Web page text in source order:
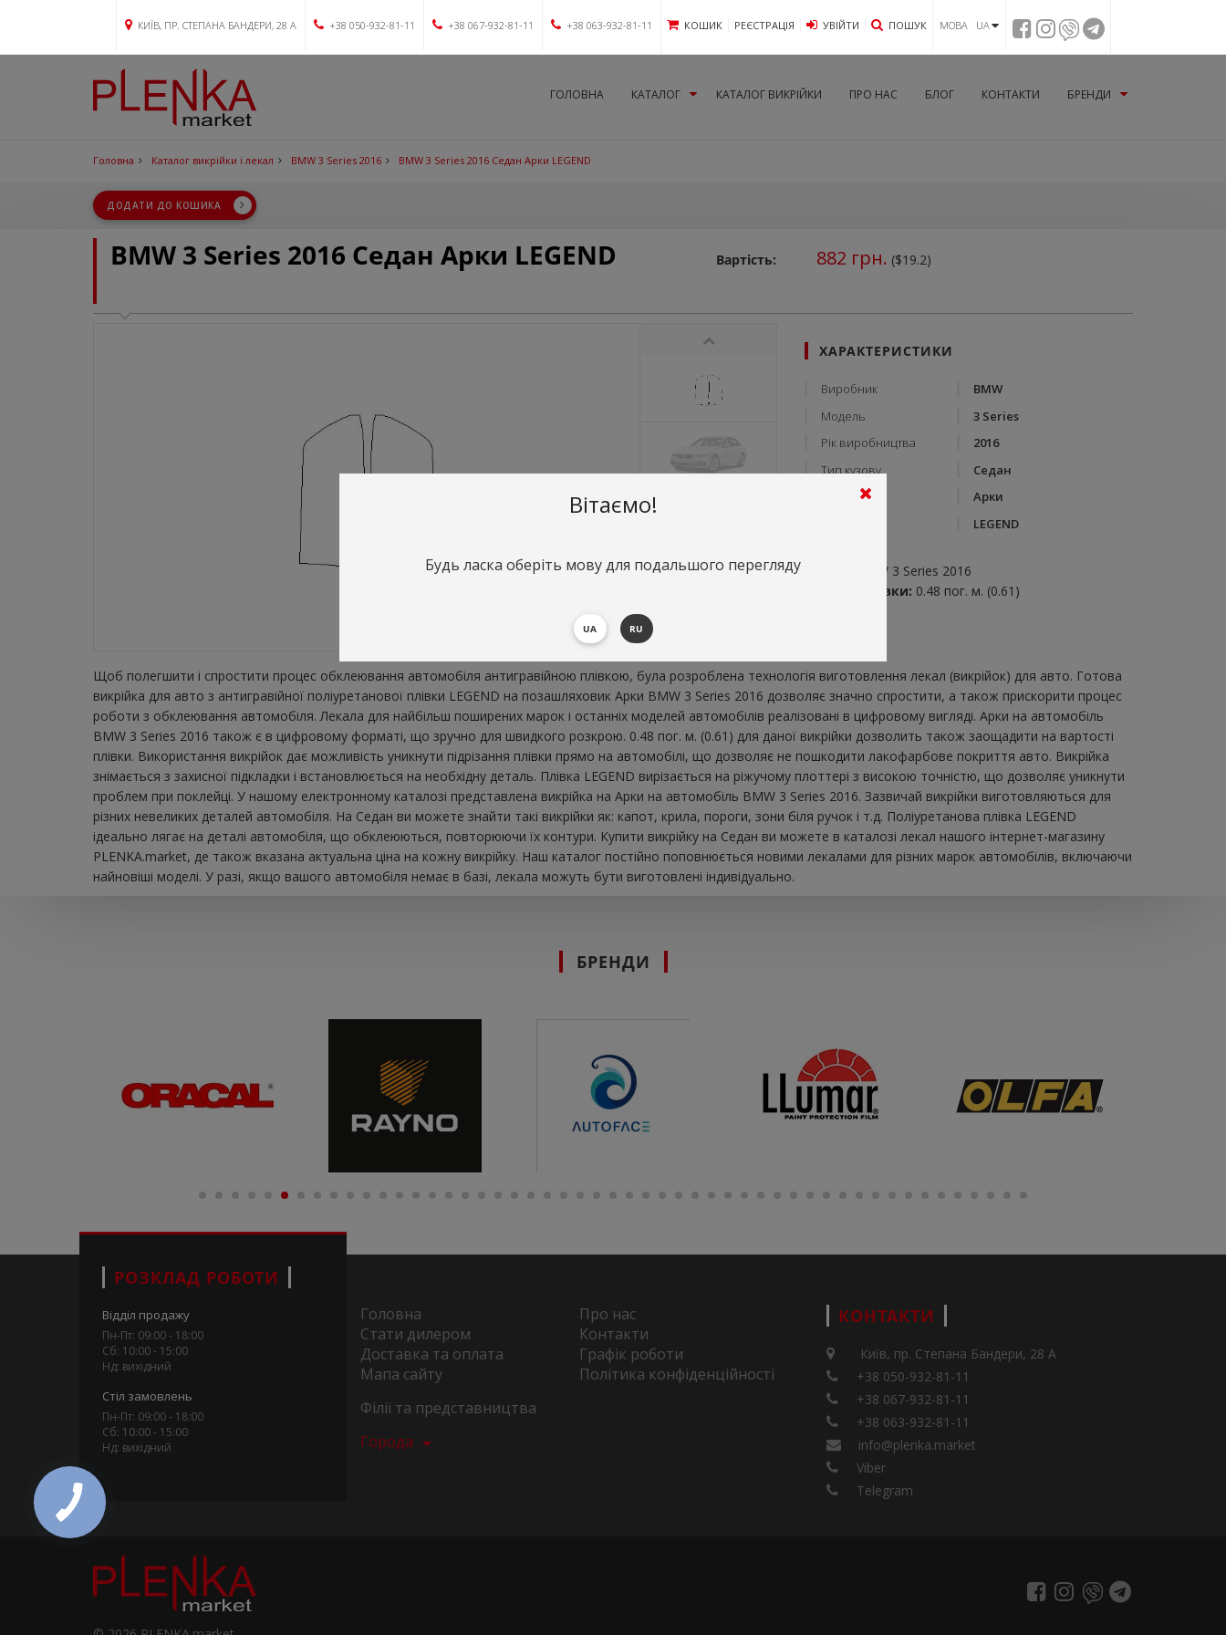
КИЇВ, ПР. СТЕПАНА БАНДЕРИ, 28 А +38 050-932-81-11 +38 067-932-81-11 +38 063-932-81-11 КОШИК РЕЄСТРАЦІЯ УВIЙТИ ПОШУК МОВА UA
ГОЛОВНА КАТАЛОГ КАТАЛОГ ВИКРІЙКИ ПРО НАС БЛОГ КОНТАКТИ БРЕНДИ
Головна Каталог викрійки і лекал BMW 3 Series 2016 BMW 3 Series 2016 Седан Арки LEGEND
ДОДАТИ ДО КОШИКА
BMW 3 Series 2016 Седан Арки LEGEND Вартість: 882 грн. ($19.2)
ХАРАКТЕРИСТИКИ
Виробник
BMW
Модель
3 Series
Рік виробництва
2016
Тип кузову
Седан
Категорія
Арки
LEGEND
Арки на BMW 3 Series 2016
Витрата плівки: 0.48 пог. м. (0.61)
Щоб полегшити і спростити процес обклеювання автомобіля антигравійною плівкою, була розроблена технологія виготовлення лекал (викрійок) для авто. Готова
викрійка для авто з антигравійної поліуретанової плівки LEGEND на позашляховик Арки BMW 3 Series 2016 дозволяє значно спростити, а також прискорити процес
роботи з обклеювання автомобіля. Лекала для найбільш поширених марок і останніх моделей автомобілів реалізовані в цифровому вигляді. Арки на автомобіль
BMW 3 Series 2016 також є в цифровому форматі, що зручно для швидкого розкрою. 0.48 пог. м. (0.61) для даної викрійки дозволить також заощадити на вартості
плівки. Використання викрійок дає можливість уникнути підрізання плівки прямо на автомобілі, що дозволяє не пошкодити лакофарбове покриття авто. Викрійка
знімається з захисної підкладки і встановлюється на необхідну деталь. Плівка LEGEND вирізається на ріжучому плоттері з високою точністю, що дозволяє уникнути
проблем при поклейці. У нашому електронному каталозі представлена ​​викрійка на Арки на автомобіль BMW 3 Series 2016. Зазвичай викрійки виготовляються для
різних невеликих деталей автомобіля. На Седан ви можете знайти такі викрійки як: капот, крила, пороги, зони біля ручок і т.д. Поліуретанова плівка LEGEND
ідеально лягає на деталі автомобіля, що обклеюються, повторюючи їх контури. Купити викрійку на Седан ви можете в каталозі лекал нашого інтернет-магазину
PLENKA.market, де також вказана актуальна ціна на кожну викрійку. Наш каталог постійно поповнюється новими лекалами для різних марок автомобілів, включаючи
найновіші моделі. У разі, якщо вашого автомобіля немає в базі, лекала можуть бути виготовлені індивідуально.
БРЕНДИ
РОЗКЛАД РОБОТИ
Відділ продажу
Пн-Пт: 09:00 - 18:00
Сб: 10:00 - 15:00
Нд: вихідний
Стіл замовлень
Пн-Пт: 09:00 - 18:00
Сб: 10:00 - 15:00
Нд: вихідний
Головна
Про нас
Стати дилером
Контакти
Доставка та оплата
Графік роботи
Мапа сайту
Політика конфіденційності
Філії та представництва
Города
КОНТАКТИ
Київ, пр. Степана Бандери, 28 А
+38 050-932-81-11
+38 067-932-81-11
+38 063-932-81-11
info@plenka.market
Viber
Telegram
Вітаємо!
Будь ласка оберіть мову для подальшого перегляду
UA RU